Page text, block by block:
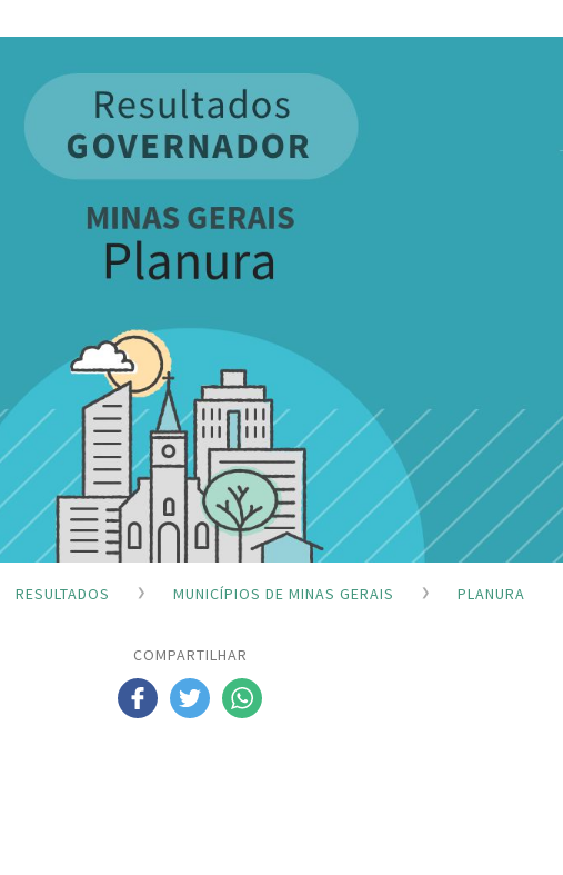
RESULTADOS MUNICÍPIOS DE MINAS GERAIS PLANURA
COMPARTILHAR